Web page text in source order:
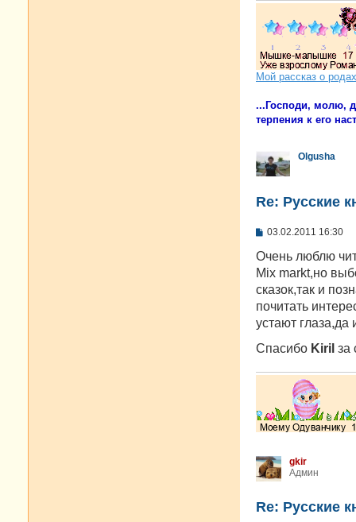
Мой рассказ о родах
...Господи, молю,
терпения к его
Olgusha
Re: Русские
С
о
щ
е
и
е
03.02.2011 16:30
Очень люблю
Mix markt,но
сказок,так и
почитать
устают глаза,да
Спасибо Kiril за
gkir
Админ
Re: Русские